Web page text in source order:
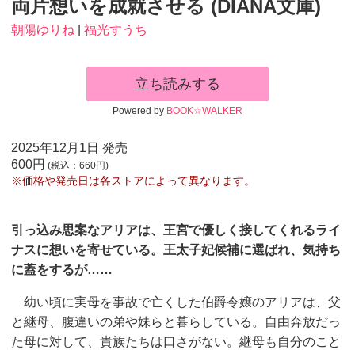
両片想いを成就させる (DIANA文庫)
朝陽ゆりね 福光すうち
立ち読みする
Powered by BOOK☆WALKER
2025年12月1日 発売
600円 (税込：660円)
※価格や発売日は各ストアによって異なります。
引っ込み思案なアリアは、王宮で優しく接してくれるライ
ナスに想いを寄せている。王太子妃候補に選ばれ、気持ち
に蓋をするが……
幼い頃に実母を事故で亡くした伯爵令嬢のアリアは、父
と継母、腹違いの弟や妹らと暮らしている。自由奔放だっ
た母に対して、貴族たちは口さがない。継母も自分のこと